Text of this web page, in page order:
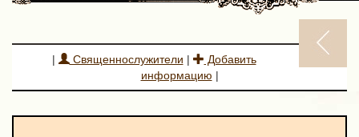
| Священнослужители |
Добавить
информацию |